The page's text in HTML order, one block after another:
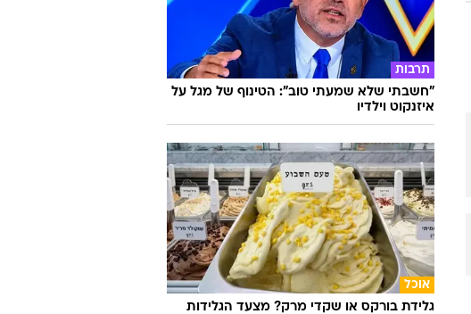
תרבות
"חשבתי שלא שמעתי טוב": הטינוף של מגל על
איזנקוט וילדיו
אוכל
גלידת בורקס או שקדי מרק? מצעד הגלידות